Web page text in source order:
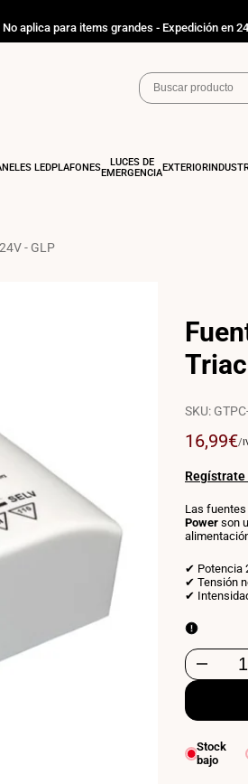
aplica para items grandes - Expedición en
LEDPLAFONES
LUCES DE
EMERGENCIAEXTERIOR
- GLP
SKU:
Precio
venta
16,99€/
Las
Power son
✔ Potencia
✔ Tensión
✔
Disminuir
Fuente
Stock
bajo